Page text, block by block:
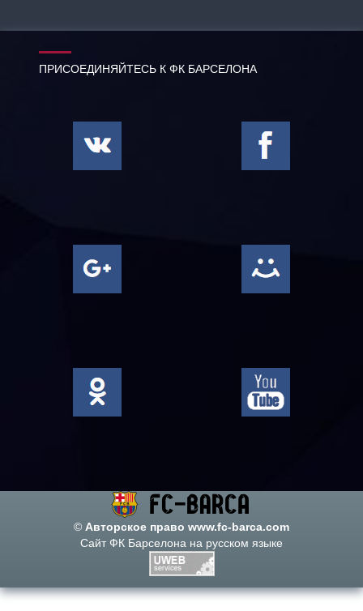
ПРИСОЕДИНЯЙТЕСЬ К ФК БАРСЕЛОНА
© Авторское право www.fc-barca.com
Сайт ФК Барселона на русском языке